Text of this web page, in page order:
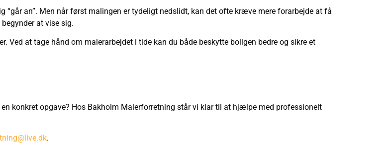
an”. Men når først malingen er tydeligt nedslidt, kan det ofte kræve mere forarbejde at få
at vise sig.
at tage hånd om malerarbejdet i tide kan du både beskytte boligen bedre og sikre et
konkret opgave? Hos Bakholm Malerforretning står vi klar til at hjælpe med professionelt
.